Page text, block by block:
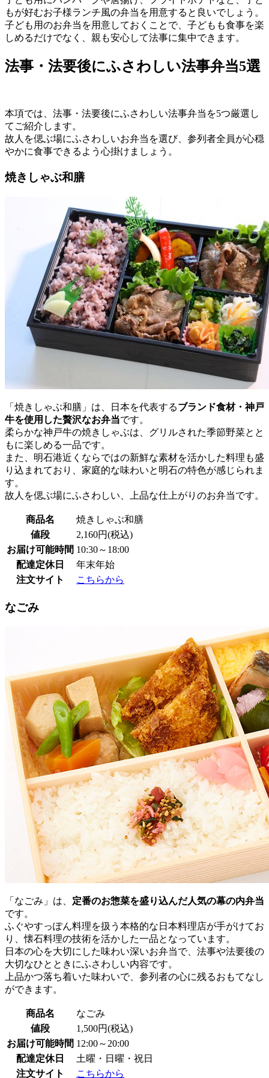
もが好むお子様ランチ風の弁当を用意すると良いでしょう。
子ども用のお弁当を用意しておくことで、子どもも食事を楽
しめるだけでなく、親も安心して法事に集中できます。
法事・法要後にふさわしい法事弁当5選
本項では、法事・法要後にふさわしい法事弁当を5つ厳選し
てご紹介します。
故人を偲ぶ場にふさわしいお弁当を選び、参列者全員が心穏
やかに食事できるよう心掛けましょう。
焼きしゃぶ和膳
「焼きしゃぶ和膳」は、日本を代表するブランド食材・神戸
牛を使用した贅沢なお弁当です。
柔らかな神戸牛の焼きしゃぶは、グリルされた季節野菜とと
もに楽しめる一品です。
また、明石港近くならではの新鮮な素材を活かした料理も盛
り込まれており、家庭的な味わいと明石の特色が感じられま
す。
故人を偲ぶ場にふさわしい、上品な仕上がりのお弁当です。
商品名
焼きしゃぶ和膳
値段
2,160円(税込)
お届け可能時間 10:30～18:00
配達定休日
年末年始
注文サイト
こちらから
なごみ
「なごみ」は、 定番のお惣菜を盛り込んだ人気の幕の内弁当
です。
ふぐやすっぽん料理を扱う本格的な日本料理店が手がけてお
り、懐石料理の技術を活かした一品となっています。
日本の心を大切にした味わい深いお弁当で、法事や法要後の
大切なひとときにふさわしい内容です。
上品かつ落ち着いた味わいで、参列者の心に残るおもてなし
ができます。
商品名
なごみ
値段
1,500円(税込)
お届け可能時間 12:00～20:00
配達定休日
土曜・日曜・祝日
注文サイト
こちらから